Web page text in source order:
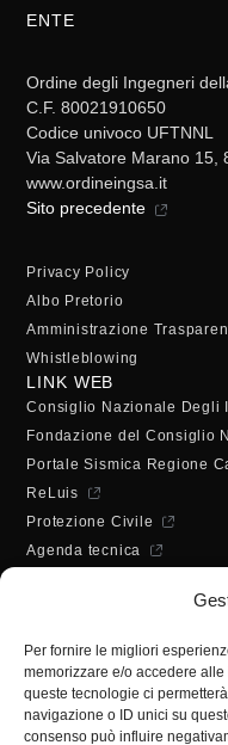
Per fornire le migliori
memorizzare e/o accedere
queste tecnologie ci
navigazione o ID unici su
consenso può influire
ENTE
Ordine degli Ingegneri
C.F. 80021910650
Codice univoco UFTNNL
Via Salvatore Marano 15,
www.ordineingsa.it
Sito precedente
Privacy Policy
Albo Pretorio
Amministrazione
Whistleblowing
LINK WEB
Consiglio Nazionale Degli
Fondazione del Consiglio
Portale Sismica Regione
ReLuis
Protezione Civile
Agenda tecnica
ORARI DI APERTURA
10:00 - 12:00
Martedì - Giovedì:
10:00 - 12:00 / 14:30 -
SEGRETERIA